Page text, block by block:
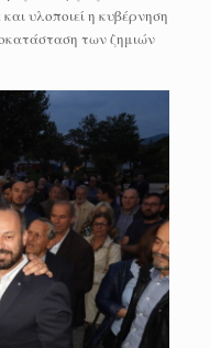
υλοποιεί η κυβέρνηση
των ζημιών